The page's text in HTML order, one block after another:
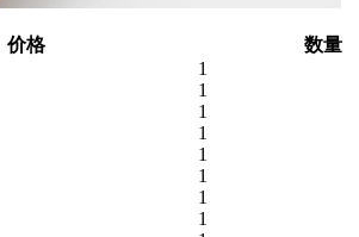
价格 数量
1
1
1
1
1
1
1
1